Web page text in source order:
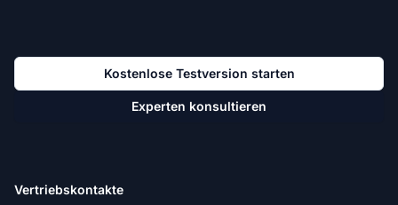
Kostenlose Testversion starten
Experten konsultieren
Vertriebskontakte